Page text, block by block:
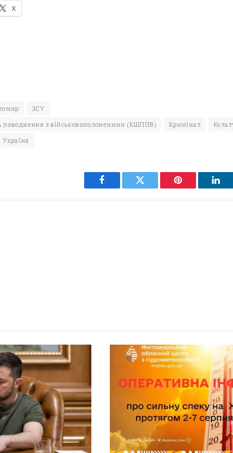
X
ЗСУ
поводження з військовополоненими (КШППВ)
Кримінал
Україна
Facebook Twitter Pinterest